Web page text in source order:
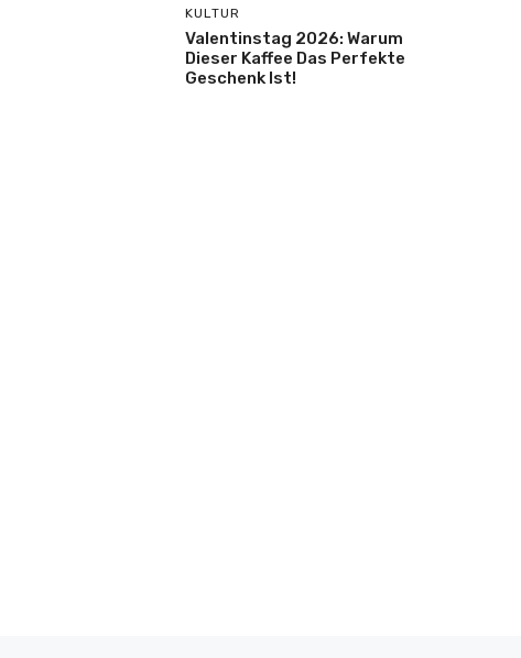
KULTUR
Valentinstag 2026: Warum
Dieser Kaffee Das Perfekte
Geschenk Ist!